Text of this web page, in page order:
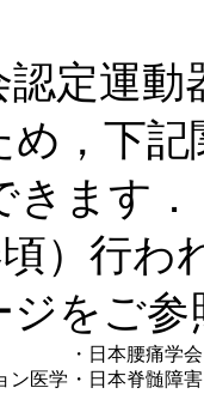
認定運
め，下
ます．
）行わ
ジをご
・日本腰痛学会
ン医学 ・日本脊髄障